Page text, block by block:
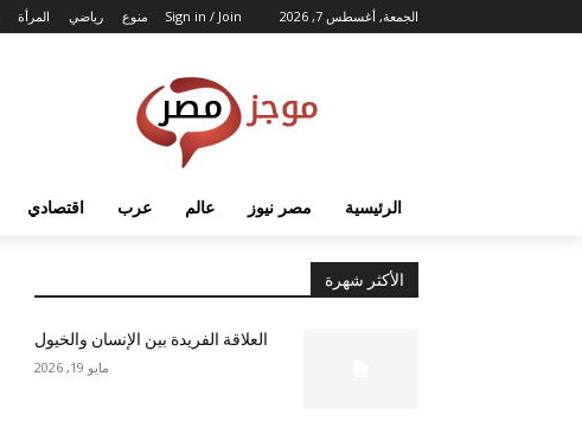
الجمعة, أغسطس 7, 2026 Sign in / Join المرأة رياضي منوع
الرئيسية مصر نيوز عالم عرب اقتصادي
الأكثر شهرة
العلاقة الفريدة بين الإنسان والخيول
مايو 19, 2026